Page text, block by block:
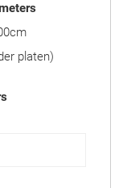
platen)